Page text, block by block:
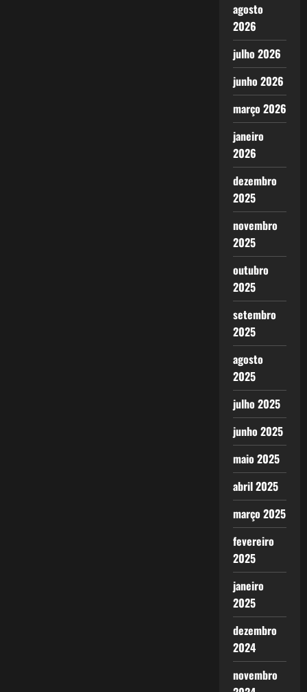
agosto
2026
julho 2026
junho 2026
março 2026
janeiro
2026
dezembro
2025
novembro
2025
outubro
2025
setembro
2025
agosto
2025
julho 2025
junho 2025
maio 2025
abril 2025
março 2025
fevereiro
2025
janeiro
2025
dezembro
2024
novembro